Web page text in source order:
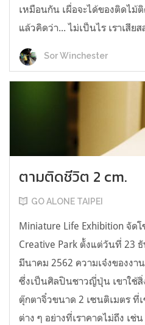
เหมือนกัน เผื่อจะได้ของติดไ
แล้วคิดว่า... ไม่เป็นไร เราเสียส
Sor Winchester
ตามติดชีวิต 2 cm.
GO ALONE TAIPEI
Miniature Life Exhibition จัด
Creative Park ตั้งแต่วันที่ 23
มีนาคม 2562 ความเจ๋งของงา
ซึ่งเป็นศิลปินชาวญี่ปุ่น เขาใช้
ตุ๊กตาจิ๋วขนาด 2 เซนติเมตร ที่
ต่าง ๆ อย่างที่เราคาดไม่ถึง เช่